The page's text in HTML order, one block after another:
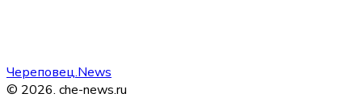
Череповец.News
© 2026. che-news.ru